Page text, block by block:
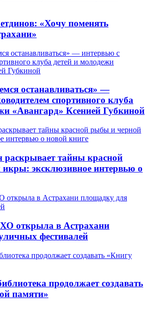
«Хочу поменять
останавливаться» —
спортивного клуба
«Авангард» Ксенией Губкиной
тайны красной
эксклюзивное интервью о
открыла в Астрахани
фестивалей
продолжает создавать
памяти»